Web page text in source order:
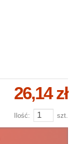
26,14 zł
Ilość: szt.